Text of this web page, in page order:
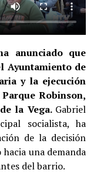
anunciado que
Ayuntamiento de
y la ejecución
Robinson,
la Vega. Gabriel
socialista, ha
de la decisión
una demanda
del barrio.